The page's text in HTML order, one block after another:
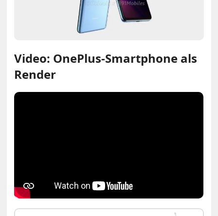
Video: OnePlus-Smartphone als
Render